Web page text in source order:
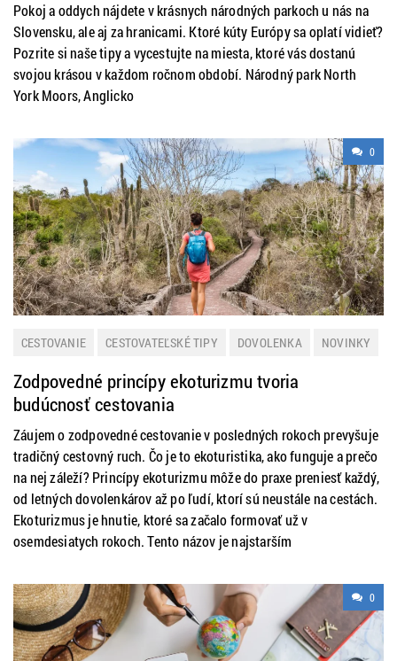
Pokoj a oddych nájdete v krásnych národných parkoch u nás na
Slovensku, ale aj za hranicami. Ktoré kúty Európy sa oplatí vidieť?
Pozrite si naše tipy a vycestujte na miesta, ktoré vás dostanú
svojou krásou v každom ročnom období. Národný park North
York Moors, Anglicko
0
CESTOVANIE CESTOVATEĽSKÉ TIPY DOVOLENKA
NOVINKY
PRAKTICKÉ INFORMÁCIE
TURISTIKA
ZAHRANIČIE
ZAUJÍMAVOSTI
Zodpovedné princípy ekoturizmu tvoria
budúcnosť cestovania
Záujem o zodpovedné cestovanie v posledných rokoch prevyšuje
tradičný cestovný ruch. Čo je to ekoturistika, ako funguje a prečo
na nej záleží? Princípy ekoturizmu môže do praxe preniesť každý,
od letných dovolenkárov až po ľudí, ktorí sú neustále na cestách.
Ekoturizmus je hnutie, ktoré sa začalo formovať už v
osemdesiatych rokoch. Tento názov je najstarším
0